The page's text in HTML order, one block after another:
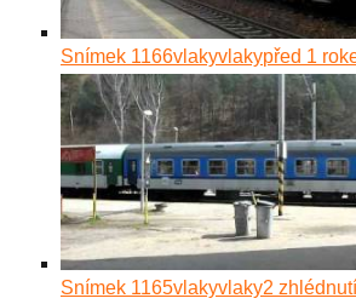
Snímek 1166vlakyvlakypřed 1
Snímek 1165vlakyvlaky2 zhlédnutí